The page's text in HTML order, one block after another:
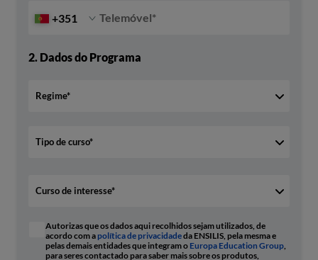
+351 Telemóvel*
2. Dados do Programa
Autorizas que os dados aqui recolhidos sejam utilizados, de
acordo com apolítica de privacidadeda ENSILIS, pela mesma e
pelas demais entidades que integram o Europa Education Group
para seres contactado para saber mais sobre os produtos,